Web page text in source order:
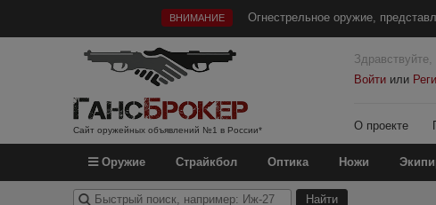
ВНИМАНИЕ Огнестрельное оружие,
Сайт оружейных объявлений №1 в России*
Здравствуйте,
Войтиили
О проекте
Оружие Страйкбол Оптика Ножи